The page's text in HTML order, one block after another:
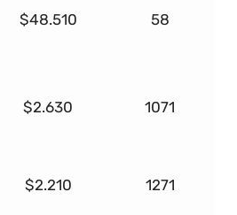
$48.510 58
$2.630 1071
$2.210 1271